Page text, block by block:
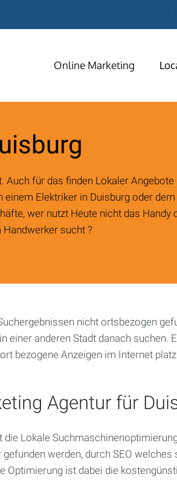
Online Marketing
Suchmaschinenoptimierung
Suchmaschinenwerbung
Performance
Marketing
für das finden Lokaler Angebote
Elektriker in Duisburg oder
wer nutzt Heute nicht das Handy
sucht ?
nicht ortsbezogen
einer anderen Stadt danach
bezogene Anzeigen im Internet
Agentur für
Lokale
werden, durch SEO
ist dabei die